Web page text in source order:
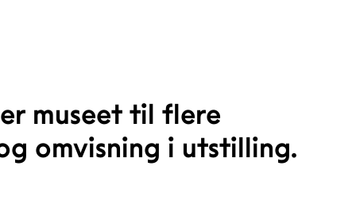
museet til flere
omvisning i utstilling.